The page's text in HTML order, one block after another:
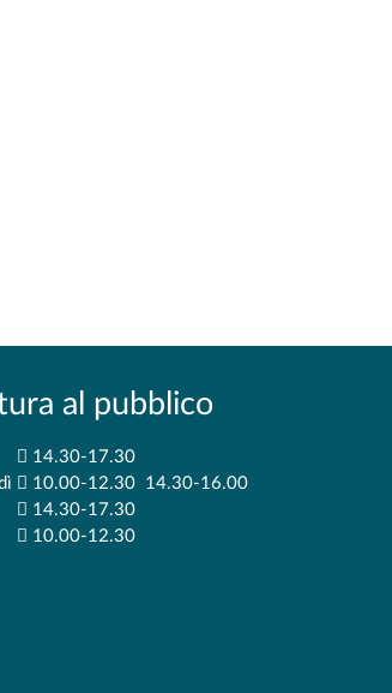
al pubblico
14.30-17.30
10.00-12.30 14.30-16.00
14.30-17.30
10.00-12.30